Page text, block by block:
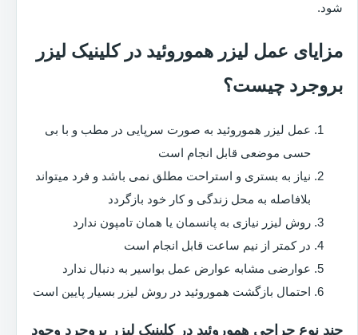
شود.
مزایای عمل لیزر هموروئید در کلینیک لیزر
بروجرد چیست؟
عمل لیزر هموروئید به صورت سرپایی در مطب و با بی
حسی موضعی قابل انجام است
نیاز به بستری و استراحت مطلق نمی باشد و فرد میتواند
بلافاصله به محل زندگی و کار خود بازگردد
روش لیزر نیازی به پانسمان یا همان تامپون ندارد
در کمتر از نیم ساعت قابل انجام است
عوارضی مشابه عوارض عمل بواسیر به دنبال ندارد
احتمال بازگشت هموروئید در روش لیزر بسیار پایین است
چند نوع جراحی هموروئید در کلینیک لیزر بروجرد وجود